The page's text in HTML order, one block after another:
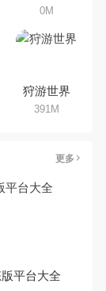
0M
狩游世界
391M
更多
平台大全